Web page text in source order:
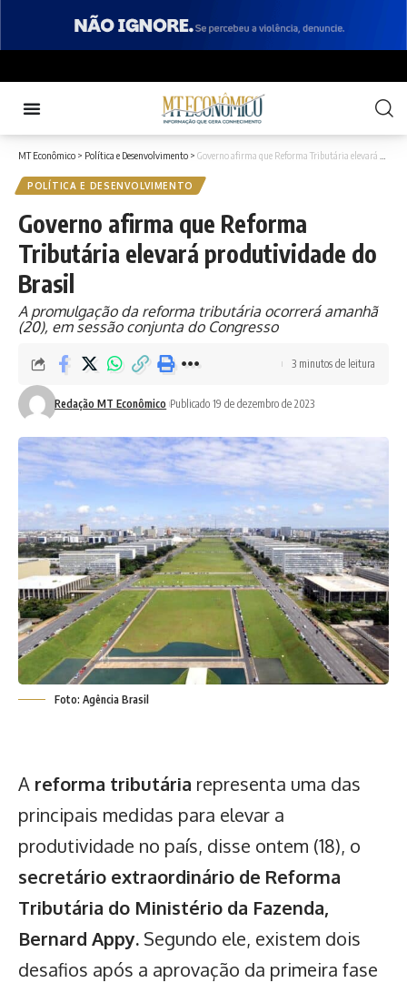
MT Econômico > Política e Desenvolvimento > Governo afirma que Reforma Tributária elevará produtividade do Brasil
POLÍTICA E DESENVOLVIMENTO
Governo afirma que Reforma
Tributária elevará produtividade do
Brasil
A promulgação da reforma tributária ocorrerá amanhã
(20), em sessão conjunta do Congresso
Redação MT Econômico Publicado 19 de dezembro de 2023
3 minutos de leitura
Foto: Agência Brasil
A reforma tributária representa uma das
principais medidas para elevar a
produtividade no país, disse ontem (18), o
secretário extraordinário de Reforma
Tributária do Ministério da Fazenda,
Bernard Appy. Segundo ele, existem dois
desafios após a aprovação da primeira fase